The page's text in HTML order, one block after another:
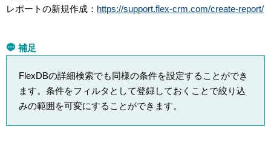
レポートの新規作成： https://support.flex-crm.com/create-report/
補足
FlexDBの詳細検索でも同様の条件を設定することができ
ます。条件をフィルタとして登録しておくことで絞り込
みの範囲を可変にすることができます。